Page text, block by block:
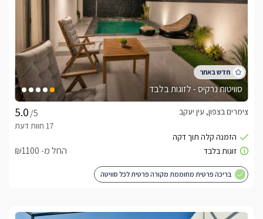
סוויטות נרקיס - לזוגות בלבד
/5
צימרים בצפון, עין יעקב
החל מ- ₪1100
בריכה פרטית מחוממת מקורה פרטית לכל סוויטה